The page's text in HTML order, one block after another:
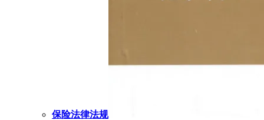
保险法律法规